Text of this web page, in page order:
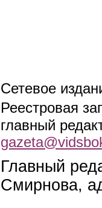
Сетевое
Реестровая
главный
Главный
Смирнова,